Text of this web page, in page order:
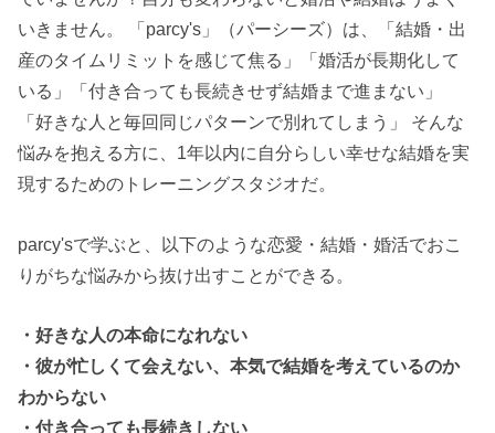
いきません。 「parcy's」（パーシーズ）は、「結婚・出
産のタイムリミットを感じて焦る」「婚活が長期化して
いる」「付き合っても長続きせず結婚まで進まない」
「好きな人と毎回同じパターンで別れてしまう」 そんな
悩みを抱える方に、1年以内に自分らしい幸せな結婚を実
現するためのトレーニングスタジオだ。
parcy'sで学ぶと、以下のような恋愛・結婚・婚活でおこ
りがちな悩みから抜け出すことができる。
・好きな人の本命になれない
・彼が忙しくて会えない、本気で結婚を考えているのか
わからない
・付き合っても長続きしない